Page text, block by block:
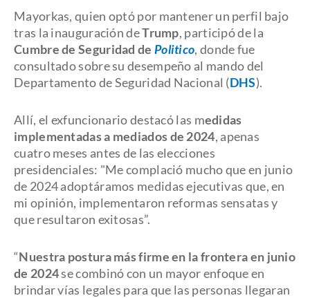
Mayorkas, quien optó por mantener un perfil bajo
tras la inauguración deTrump, participó de la
Cumbre de Seguridad de Politico, donde fue
consultado sobre su desempeño al mando del
Departamento de Seguridad Nacional (DHS).
Allí, el exfuncionario destacó las medidas
implementadas a mediados de 2024, apenas
cuatro meses antes de las elecciones
presidenciales: "Me complació mucho que en junio
de 2024 adoptáramos medidas ejecutivas que, en
mi opinión, implementaron reformas sensatas y
que resultaron exitosas”.
“Nuestra postura más firme en la frontera en junio
de 2024se combinó con un mayor enfoque en
brindar vías legales para que las personas llegaran